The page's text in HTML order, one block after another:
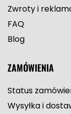
Zwroty i
FAQ
Blog
ZAMÓWIENIA
Status
Wysyłka i